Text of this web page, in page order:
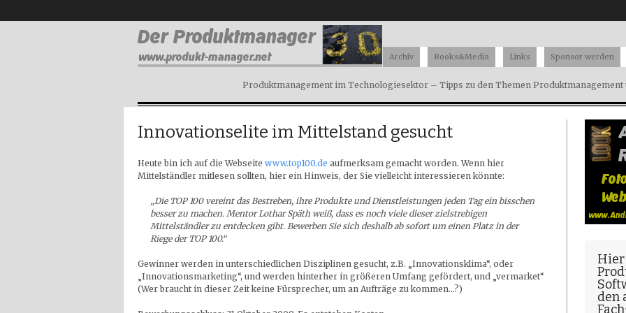
Produktmanagement im Technologiesektor – Tipps zu den Themen Produktmanagement
Archiv Books&Media Links Sponsor werden
Innovationselite im Mittelstand gesucht
Heute bin ich auf die Webseite www.top100.de aufmerksam gemacht worden. Wenn hier
Mittelständler mitlesen sollten, hier ein Hinweis, der Sie vielleicht interessieren könnte:
„Die TOP 100 vereint das Bestreben, ihre Produkte und Dienstleistungen jeden Tag ein bisschen
besser zu machen. Mentor Lothar Späth weiß, dass es noch viele dieser zielstrebigen
Mittelständler zu entdecken gibt. Bewerben Sie sich deshalb ab sofort um einen Platz in der
Riege der TOP 100.“
Gewinner werden in unterschiedlichen Disziplinen gesucht, z.B. „Innovationsklima“, oder
„Innovationsmarketing“, und werden hinterher in größeren Umfang gefördert, und „vermarket“
(Wer braucht in dieser Zeit keine Fürsprecher, um an Aufträge zu kommen…?)
Hier
den